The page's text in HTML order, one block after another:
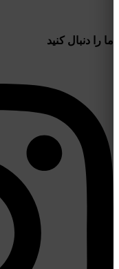
ما را دنبال کنید